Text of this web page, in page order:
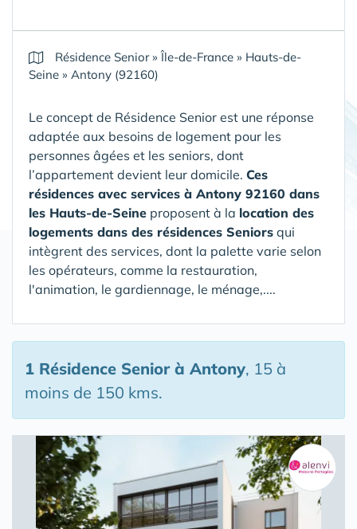
Résidence Senior»Île-de-France » Hauts-de-
Seine » Antony (92160)
Le concept de Résidence Senior est une réponse
adaptée aux besoins de logement pour les
personnes âgées et les seniors, dont
l’appartement devient leur domicile. Ces
résidences avec services à Antony 92160 dans
les Hauts-de-Seine proposent à la location des
logements dans des résidences Seniors qui
intègrent des services, dont la palette varie selon
les opérateurs, comme la restauration,
l'animation, le gardiennage, le ménage,....
1 Résidence Seniorà Antony, 15 à
moins de 150 kms.